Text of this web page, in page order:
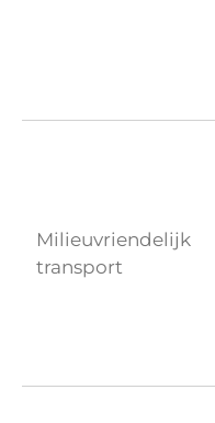
Milieuvriendelijk
transport